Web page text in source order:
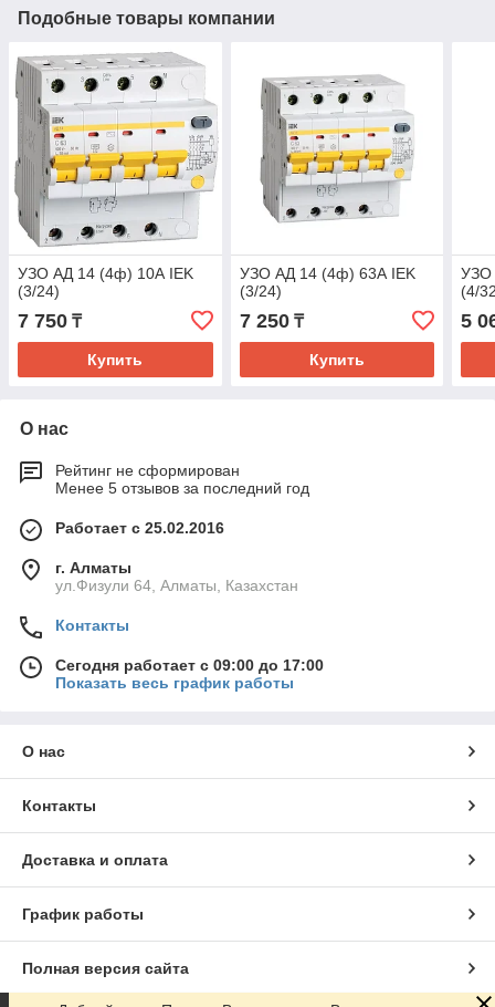
Подобные товары компании
УЗО АД 14 (4ф) 10А IEK
(3/24)
7 750 ₸
Купить
УЗО АД 14 (4ф) 63А IEK
(3/24)
7 250₸
Купить
УЗО
(4/
5
О нас
Рейтинг не сформирован
Менее 5 отзывов за последний год
Работает с 25.02.2016
г. Алматы
ул.Физули 64, Алматы, Казахстан
Контакты
Сегодня работает с 09:00 до 17:00
Показать весь график работы
О нас
Контакты
Доставка и оплата
График работы
Полная версия сайта